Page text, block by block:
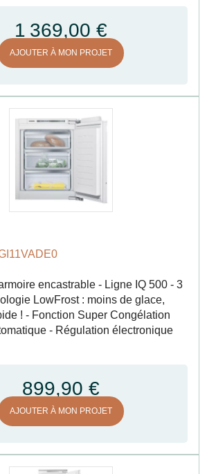
1 369,00 €
AJOUTER À MON PROJET
encastrable - Ligne IQ 500 - 3
LowFrost : moins de glace,
! - Fonction Super Congélation
- Régulation électronique
899,90 €
AJOUTER À MON PROJET